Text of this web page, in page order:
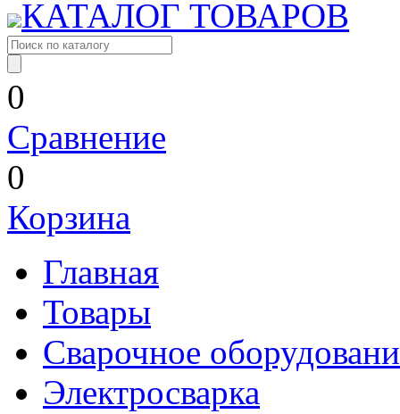
КАТАЛОГ ТОВАРОВ
0
Сравнение
0
Корзина
Главная
Товары
Сварочное
Электросварка